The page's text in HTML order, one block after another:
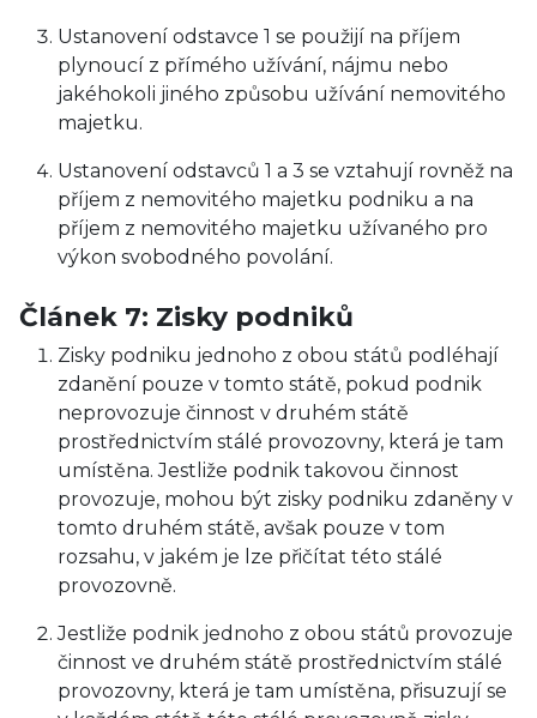
Ustanovení odstavce 1 se použijí na příjem
plynoucí z přímého užívání, nájmu nebo
jakéhokoli jiného způsobu užívání nemovitého
majetku.
Ustanovení odstavců 1 a 3 se vztahují rovněž na
příjem z nemovitého majetku podniku a na
příjem z nemovitého majetku užívaného pro
výkon svobodného povolání.
Článek 7: Zisky podniků
Zisky podniku jednoho z obou států podléhají
zdanění pouze v tomto státě, pokud podnik
neprovozuje činnost v druhém státě
prostřednictvím stálé provozovny, která je tam
umístěna. Jestliže podnik takovou činnost
provozuje, mohou být zisky podniku zdaněny v
tomto druhém státě, avšak pouze v tom
rozsahu, v jakém je lze přičítat této stálé
provozovně.
Jestliže podnik jednoho z obou států provozuje
činnost ve druhém státě prostřednictvím stálé
provozovny, která je tam umístěna, přisuzují se